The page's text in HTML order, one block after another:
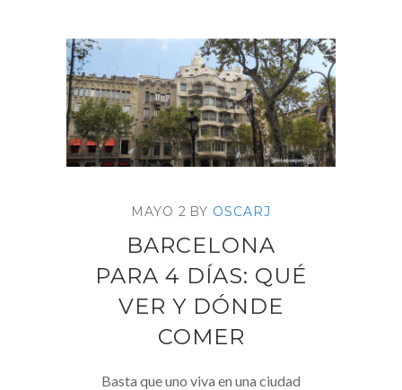
MAYO 2 BY OSCARJ
BARCELONA
PARA 4 DÍAS: QUÉ
VER Y DÓNDE
COMER
Basta que uno viva en una ciudad